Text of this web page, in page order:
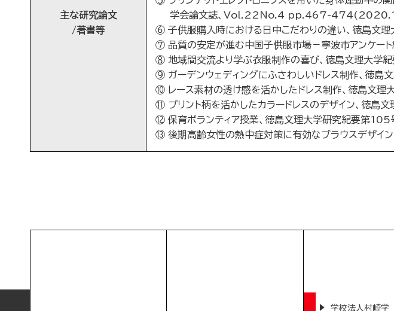
主な研究論文
/著書等
学会論文誌、Vol.22No.4 pp.467-
⑥ 子供服購入時における日中こだわりの違い、徳島
⑦ 品質の安定が進む中国子供服市場－寧波市アンケ
⑧ 地域間交流より学ぶ衣服制作の喜び、徳島文理大
⑨ ガーデンウェディングにふさわしいドレス制作、徳
⑩ レース素材の透け感を活かしたドレス制作、徳島文
⑪ プリント柄を活かしたカラードレスのデザイン、徳
⑫ 保育ボランティア授業、徳島文理大学研究紀要第
⑬ 後期高齢女性の熱中症対策に有効なブラウスデザ
学校法人村崎学